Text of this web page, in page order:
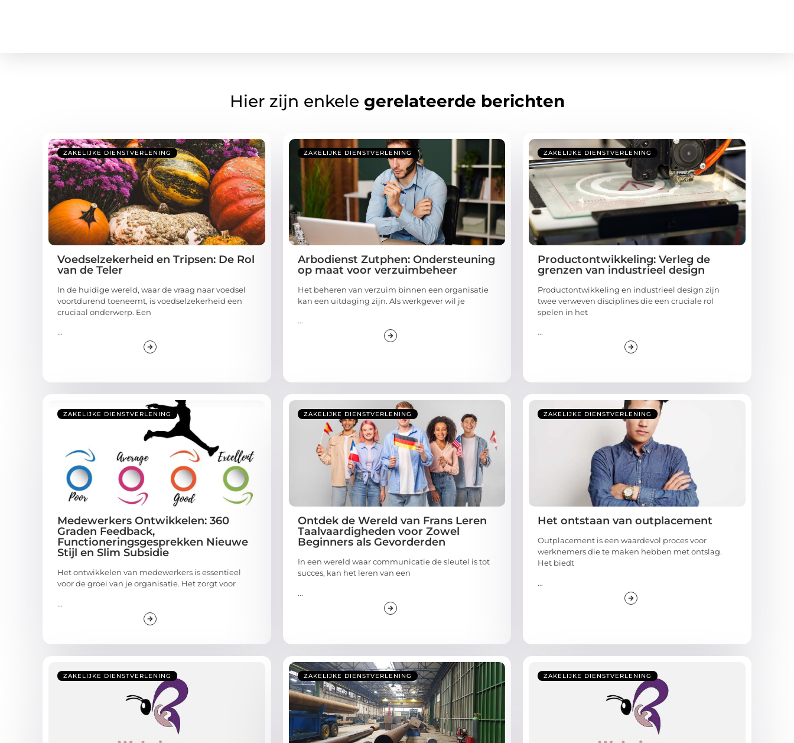
Hier zijn enkele gerelateerde berichten
ZAKELIJKE DIENSTVERLENING
Voedselzekerheid en Tripsen: De Rol
van de Teler
In de huidige wereld, waar de vraag naar voedsel
voortdurend toeneemt, is voedselzekerheid een
cruciaal onderwerp. Een
...
ZAKELIJKE DIENSTVERLENING
Arbodienst Zutphen: Ondersteuning
op maat voor verzuimbeheer
Het beheren van verzuim binnen een organisatie
kan een uitdaging zijn. Als werkgever wil je
...
ZAKELIJKE DIENSTVERLENING
Productontwikkeling: Verleg de
grenzen van industrieel design
Productontwikkeling en industrieel design zijn
twee verweven disciplines die een cruciale rol
spelen in het
...
ZAKELIJKE DIENSTVERLENING
Medewerkers Ontwikkelen: 360
Graden Feedback,
Functioneringsgesprekken Nieuwe
Stijl en Slim Subsidie
Het ontwikkelen van medewerkers is essentieel
voor de groei van je organisatie. Het zorgt voor
...
ZAKELIJKE DIENSTVERLENING
Ontdek de Wereld van Frans Leren
Taalvaardigheden voor Zowel
Beginners als Gevorderden
In een wereld waar communicatie de sleutel is tot
succes, kan het leren van een
...
ZAKELIJKE DIENSTVERLENING
Het ontstaan van outplacement
Outplacement is een waardevol proces voor
werknemers die te maken hebben met ontslag.
Het biedt
...
ZAKELIJKE DIENSTVERLENING ZAKELIJKE DIENSTVERLENING ZAKELIJKE DIENSTVERLENING